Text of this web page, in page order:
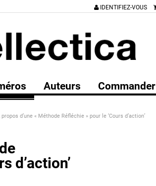
IDENTIFIEZ-VOUS
Auteurs Commander
propos d’une « Méthode Réfléchie » pour le ‘Cours d’action’
d’action’